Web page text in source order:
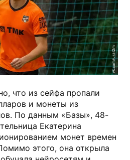
vk.com/ural2m
что из сейфа пропали
и монеты из
По данным «Базы», 48-
Екатерина
монет времен
этого, она открыла